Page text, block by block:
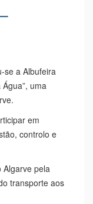
se a Albufeira
uma
em
controlo e
Algarve pela
transporte aos